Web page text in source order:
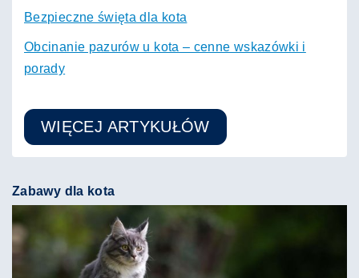
Bezpieczne święta dla kota
Obcinanie pazurów u kota – cenne wskazówki i
porady
WIĘCEJ ARTYKUŁÓW
Zabawy dla kota